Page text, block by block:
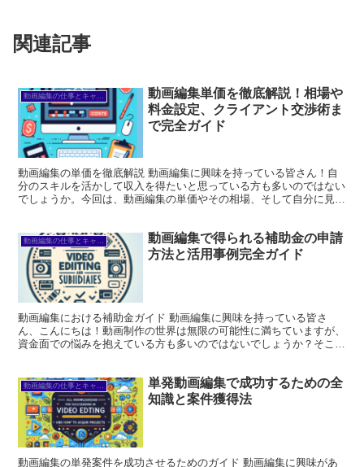
関連記事
動画編集単価を徹底解説！相場や
料金設定、クライアント交渉術ま
で完全ガイド
動画編集の単価を徹底解説 動画編集に興味を持っている皆さん！自
分のスキルを活かして収入を得たいと思っている方も多いのではない
でしょうか。今回は、動画編集の単価やその相場、そして自分に見合
動画編集で得られる補助金の申請
方法と活用事例完全ガイド
動画編集における補助金ガイド 動画編集に興味を持っている皆さ
ん、こんにちは！動画制作の世界は無限の可能性に満ちていますが、
資金面での悩みを抱えている方も多いのではないでしょうか？そこ
単発動画編集で成功するための全
知識と案件獲得法
動画編集の単発案件を成功させるためのガイド 動画編集に興味があ